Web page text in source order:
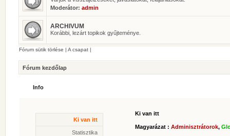
Moderátor: admin
ARCHIVUM
Korábbi, lezárt topikok gyűjteménye.
Fórum sütik törlése | A csapat |
Fórum kezdőlap
Info
Ki van itt
Ki van itt
Magyarázat : Adminisztrátorok,
Statisztika
Statisztika
* Hozzászólások száma:
62626
* Témák száma: